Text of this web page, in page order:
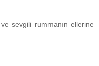
sevgili rummanın ellerine